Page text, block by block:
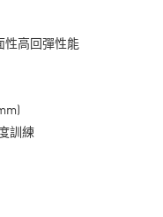
性高回彈性能
訓練